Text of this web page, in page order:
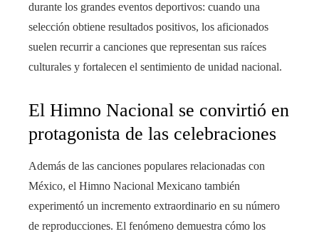
durante los grandes eventos deportivos: cuando una
selección obtiene resultados positivos, los aficionados
suelen recurrir a canciones que representan sus raíces
culturales y fortalecen el sentimiento de unidad nacional.
El Himno Nacional se convirtió en
protagonista de las celebraciones
Además de las canciones populares relacionadas con
México, el Himno Nacional Mexicano también
experimentó un incremento extraordinario en su número
de reproducciones. El fenómeno demuestra cómo los